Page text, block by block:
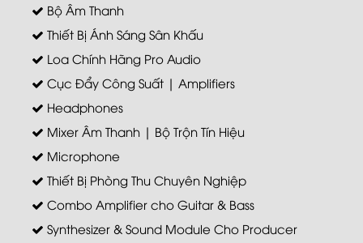
Bộ Âm Thanh
Thiết Bị Ánh Sáng Sân Khấu
Loa Chính Hãng Pro Audio
Cục Đẩy Công Suất | Amplifiers
Headphones
Mixer Âm Thanh | Bộ Trộn Tín Hiệu
Microphone
Thiết Bị Phòng Thu Chuyên Nghiệp
Combo Amplifier cho Guitar & Bass
Synthesizer & Sound Module Cho Producer